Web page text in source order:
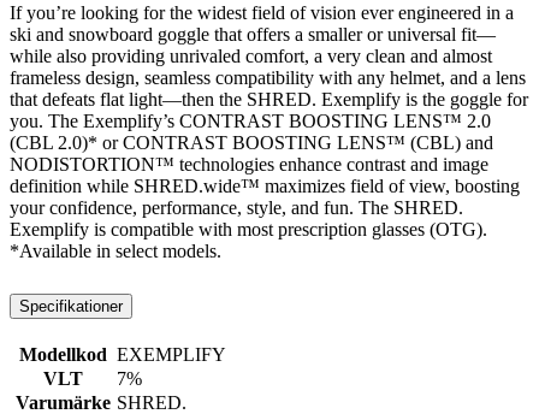
If you’re looking for the widest field of vision ever engineered in a
ski and snowboard goggle that offers a smaller or universal fit—
while also providing unrivaled comfort, a very clean and almost
frameless design, seamless compatibility with any helmet, and a lens
that defeats flat light—then the SHRED. Exemplify is the goggle for
you. The Exemplify’s CONTRAST BOOSTING LENS™ 2.0
(CBL 2.0)* or CONTRAST BOOSTING LENS™ (CBL) and
NODISTORTION™ technologies enhance contrast and image
definition while SHRED.wide™ maximizes field of view, boosting
your confidence, performance, style, and fun. The SHRED.
Exemplify is compatible with most prescription glasses (OTG).
*Available in select models.
Specifikationer
Modellkod EXEMPLIFY
VLT
7%
Varumärke SHRED.